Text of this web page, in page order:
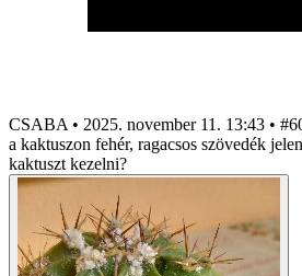
CSABA • 2025. november 11. 13:43 •
a kaktuszon fehér, ragacsos szövedék
kaktuszt kezelni?